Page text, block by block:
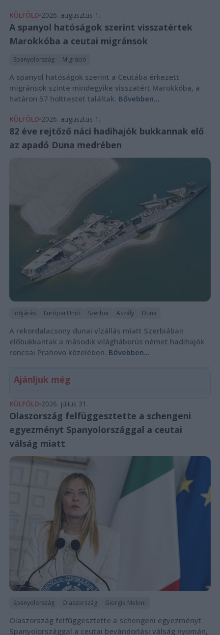
KÜLFÖLD 2026. augusztus 1.
A spanyol hatóságok szerint visszatértek
Marokkóba a ceutai migránsok
Spanyolország Migráció
A spanyol hatóságok szerint a Ceutába érkezett
migránsok szinte mindegyike visszatért Marokkóba, a
határon 57 holttestet találtak. Bővebben...
KÜLFÖLD 2026. augusztus 1.
82 éve rejtőző náci hadihajók bukkannak elő
az apadó Duna medrében
Időjárás Európai Unió Szerbia Aszály Duna
A rekordalacsony dunai vízállás miatt Szerbiában
előbukkantak a második világháborús német hadihajók
roncsai Prahovo közelében. Bővebben...
Ajánljuk még
KÜLFÖLD 2026. július 31.
Olaszország felfüggesztette a schengeni
egyezményt Spanyolországgal a ceutai
válság miatt
Spanyolország Olaszország Giorgia Meloni
Olaszország felfüggesztette a schengeni egyezményt
Spanyolországgal a ceutai bevándorlási válság nyomán,